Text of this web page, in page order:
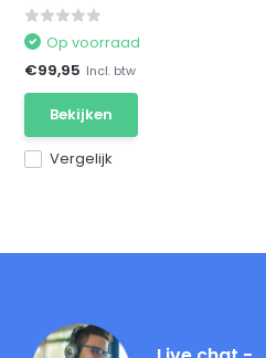
Vergelijk
Op voorraad
€99,95 Incl. btw
Bekijken